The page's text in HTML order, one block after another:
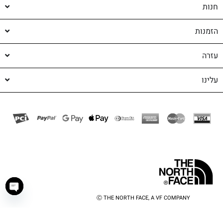
חנות
הזמנות
עזרה
עלינו
Ⓒ THE NORTH FACE, A VF COMPANY